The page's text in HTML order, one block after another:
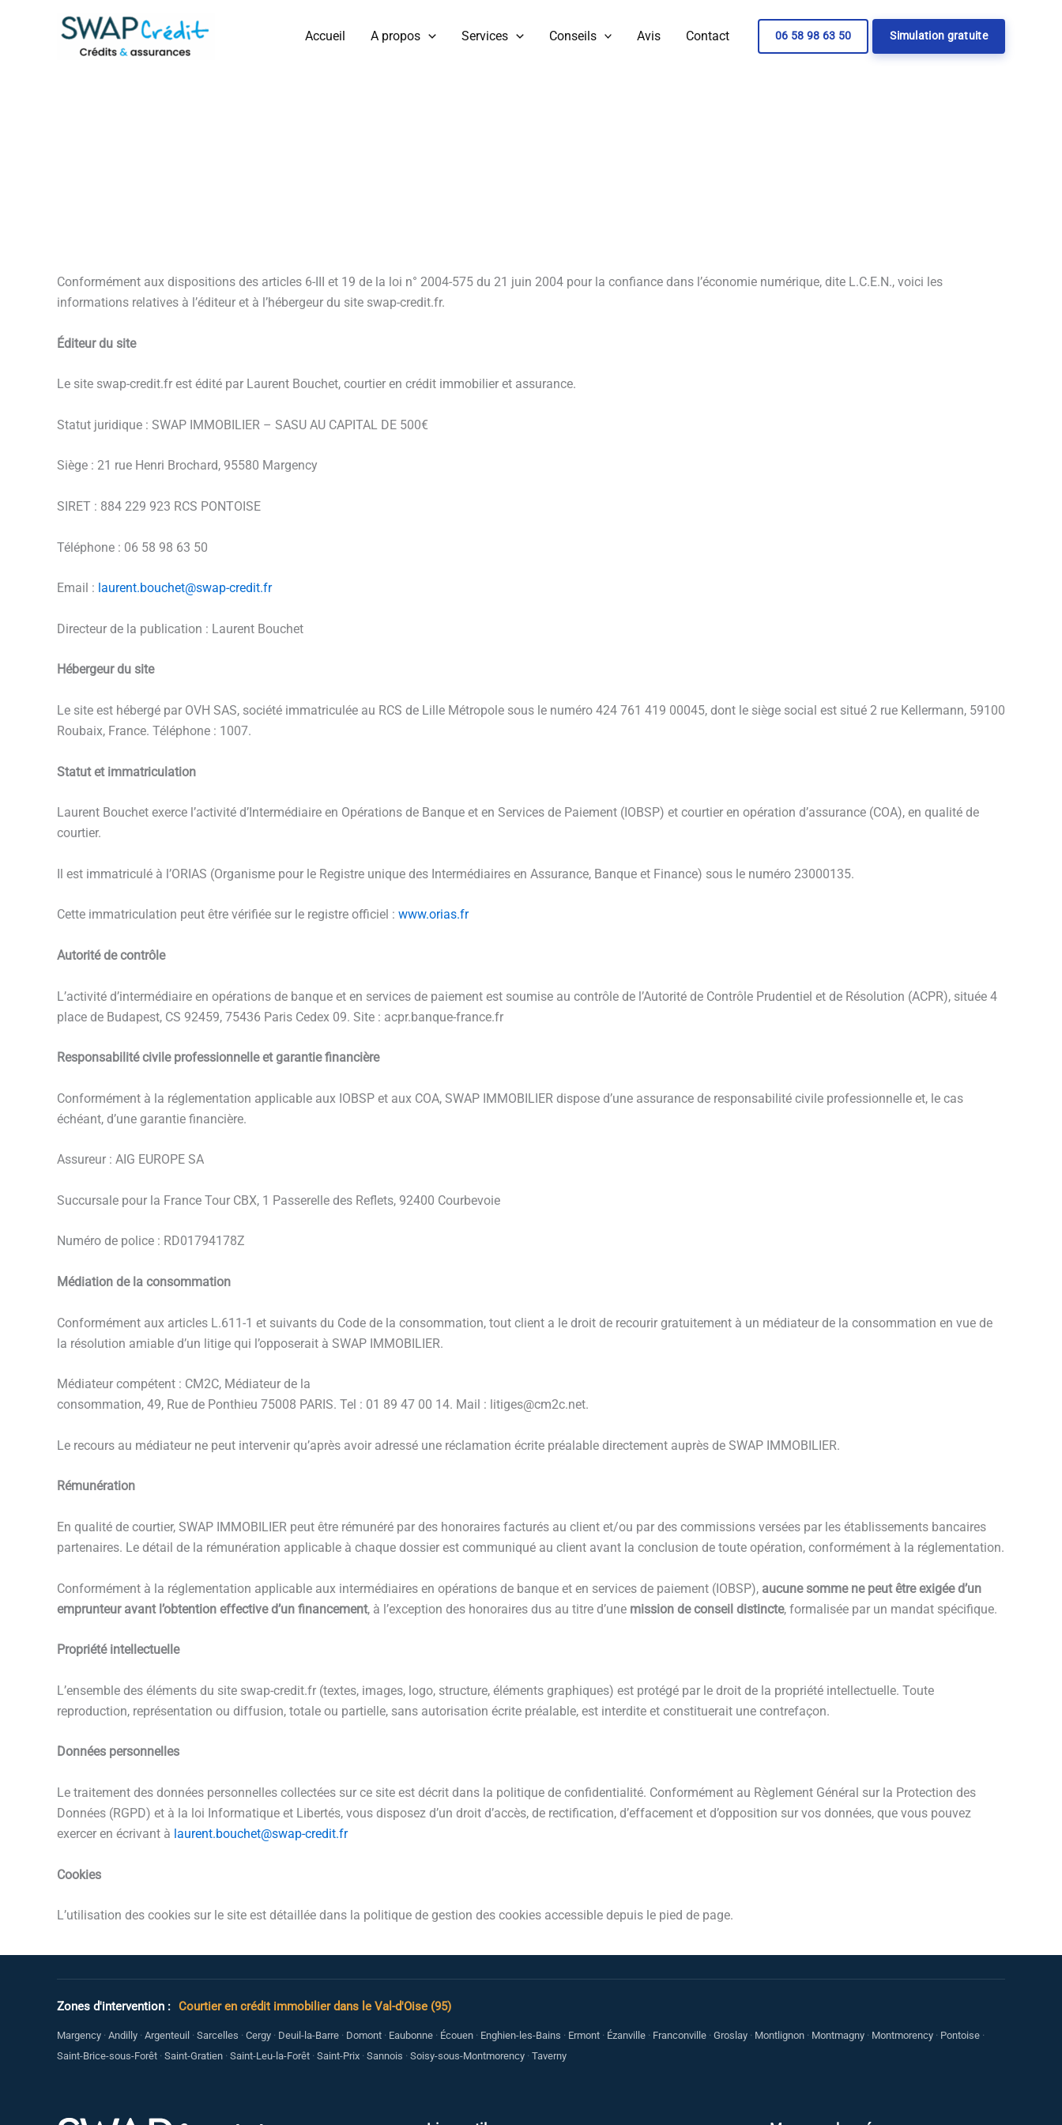
Accueil A propos Services Conseils Avis Contact 06 58 98 63 50 Simulation gratuite
Conformément aux dispositions des articles 6-III et 19 de la loi n° 2004-575 du 21 juin 2004 pour la confiance dans l’économie numérique, dite L.C.E.N., voici les
informations relatives à l’éditeur et à l’hébergeur du site swap-credit.fr.
Éditeur du site
Le site swap-credit.fr est édité par Laurent Bouchet, courtier en crédit immobilier et assurance.
Statut juridique : SWAP IMMOBILIER – SASU AU CAPITAL DE 500€
Siège : 21 rue Henri Brochard, 95580 Margency
SIRET : 884 229 923 RCS PONTOISE
Téléphone : 06 58 98 63 50
Email : laurent.bouchet@swap-credit.fr
Directeur de la publication : Laurent Bouchet
Hébergeur du site
Le site est hébergé par OVH SAS, société immatriculée au RCS de Lille Métropole sous le numéro 424 761 419 00045, dont le siège social est situé 2 rue Kellermann, 59100
Roubaix, France. Téléphone : 1007.
Statut et immatriculation
Laurent Bouchet exerce l’activité d’Intermédiaire en Opérations de Banque et en Services de Paiement (IOBSP) et courtier en opération d’assurance (COA), en qualité de
courtier.
Il est immatriculé à l’ORIAS (Organisme pour le Registre unique des Intermédiaires en Assurance, Banque et Finance) sous le numéro 23000135.
Cette immatriculation peut être vérifiée sur le registre officiel : www.orias.fr
Autorité de contrôle
L’activité d’intermédiaire en opérations de banque et en services de paiement est soumise au contrôle de l’Autorité de Contrôle Prudentiel et de Résolution (ACPR), située 4
place de Budapest, CS 92459, 75436 Paris Cedex 09. Site : acpr.banque-france.fr
Responsabilité civile professionnelle et garantie financière
Conformément à la réglementation applicable aux IOBSP et aux COA, SWAP IMMOBILIER dispose d’une assurance de responsabilité civile professionnelle et, le cas
échéant, d’une garantie financière.
Assureur : AIG EUROPE SA
Succursale pour la France Tour CBX, 1 Passerelle des Reflets, 92400 Courbevoie
Numéro de police : RD01794178Z
Médiation de la consommation
Conformément aux articles L.611-1 et suivants du Code de la consommation, tout client a le droit de recourir gratuitement à un médiateur de la consommation en vue de
la résolution amiable d’un litige qui l’opposerait à SWAP IMMOBILIER.
Médiateur compétent : CM2C, Médiateur de la
consommation, 49, Rue de Ponthieu 75008 PARIS. Tel : 01 89 47 00 14. Mail : litiges@cm2c.net.
Le recours au médiateur ne peut intervenir qu’après avoir adressé une réclamation écrite préalable directement auprès de SWAP IMMOBILIER.
Rémunération
En qualité de courtier, SWAP IMMOBILIER peut être rémunéré par des honoraires facturés au client et/ou par des commissions versées par les établissements bancaires
partenaires. Le détail de la rémunération applicable à chaque dossier est communiqué au client avant la conclusion de toute opération, conformément à la réglementation.
Conformément à la réglementation applicable aux intermédiaires en opérations de banque et en services de paiement (IOBSP), aucune somme ne peut être exigée d’un
emprunteur avant l’obtention effective d’un financement, à l’exception des honoraires dus au titre d’une mission de conseil distincte, formalisée par un mandat spécifique.
Propriété intellectuelle
L’ensemble des éléments du site swap-credit.fr (textes, images, logo, structure, éléments graphiques) est protégé par le droit de la propriété intellectuelle. Toute
reproduction, représentation ou diffusion, totale ou partielle, sans autorisation écrite préalable, est interdite et constituerait une contrefaçon.
Données personnelles
Le traitement des données personnelles collectées sur ce site est décrit dans la politique de confidentialité. Conformément au Règlement Général sur la Protection des
Données (RGPD) et à la loi Informatique et Libertés, vous disposez d’un droit d’accès, de rectification, d’effacement et d’opposition sur vos données, que vous pouvez
exercer en écrivant à laurent.bouchet@swap-credit.fr
Cookies
L’utilisation des cookies sur le site est détaillée dans la politique de gestion des cookies accessible depuis le pied de page.
Zones d'intervention : Courtier en crédit immobilier dans le Val-d'Oise (95)
Margency · Andilly · Argenteuil · Sarcelles · Cergy · Deuil-la-Barre · Domont · Eaubonne · Écouen · Enghien-les-Bains · Ermont · Ézanville · Franconville · Groslay · Montlignon · Montmagny · Montmorency · Pontoise ·
Saint-Brice-sous-Forêt · Saint-Gratien · Saint-Leu-la-Forêt · Saint-Prix · Sannois · Soisy-sous-Montmorency · Taverny